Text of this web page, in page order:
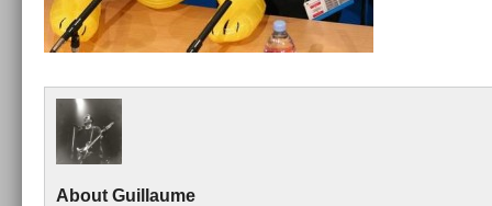
About Guil­laume